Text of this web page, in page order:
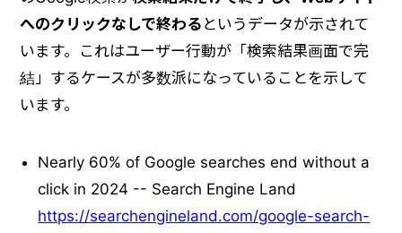
へのクリックなしで終わる というデータが示されて
います。これはユーザー行動が「検索結果画面で完
結」するケースが多数派になっていることを示して
います。
Nearly 60% of Google searches end without a
click in 2024 -- Search Engine Land
https://searchengineland.com/google-search-